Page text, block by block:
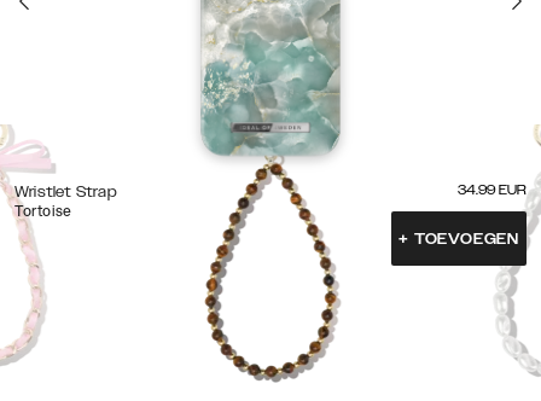
Wristlet Strap
Tortoise
34.99 EUR
+ TOEVOEGEN